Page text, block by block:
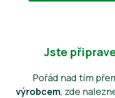
Jste
Pořád nad tím
výrobcem, zde